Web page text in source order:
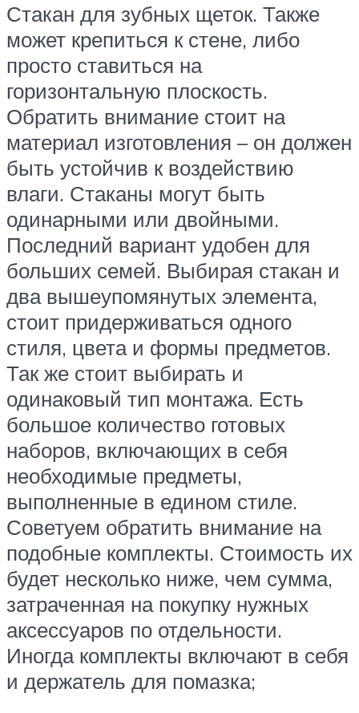
Стакан для зубных щеток. Также
может крепиться к стене, либо
просто ставиться на
горизонтальную плоскость.
Обратить внимание стоит на
материал изготовления – он должен
быть устойчив к воздействию
влаги. Стаканы могут быть
одинарными или двойными.
Последний вариант удобен для
больших семей. Выбирая стакан и
два вышеупомянутых элемента,
стоит придерживаться одного
стиля, цвета и формы предметов.
Так же стоит выбирать и
одинаковый тип монтажа. Есть
большое количество готовых
наборов, включающих в себя
необходимые предметы,
выполненные в едином стиле.
Советуем обратить внимание на
подобные комплекты. Стоимость их
будет несколько ниже, чем сумма,
затраченная на покупку нужных
аксессуаров по отдельности.
Иногда комплекты включают в себя
и держатель для помазка;